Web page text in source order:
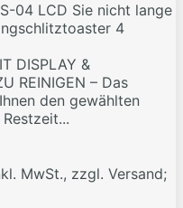
04 LCD Sie nicht lange
4
DISPLAY &
REINIGEN – Das
den gewählten
MwSt., zzgl. Versand;